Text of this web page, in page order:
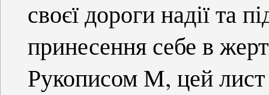
своєї дороги надії та
принесення себе в
Рукописом М, цей лист